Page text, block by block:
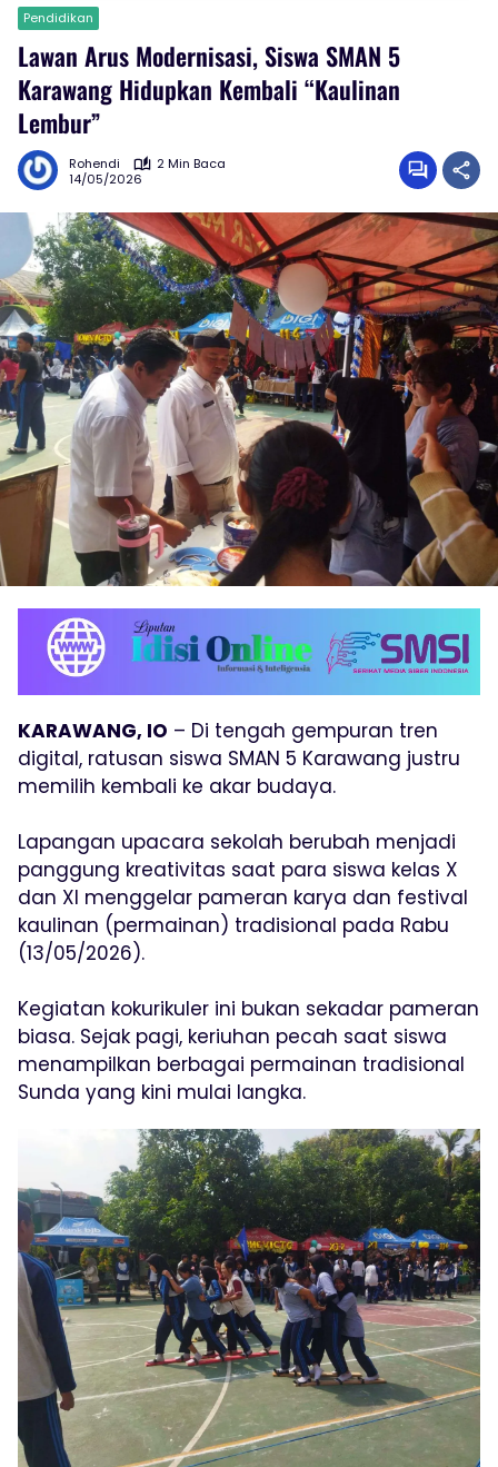
Pendidikan
Lawan Arus Modernisasi, Siswa SMAN 5
Karawang Hidupkan Kembali “Kaulinan
Lembur”
Rohendi
2 Min Baca
14/05/2026
KARAWANG, IO – Di tengah gempuran tren
digital, ratusan siswa SMAN 5 Karawang justru
memilih kembali ke akar budaya.
Lapangan upacara sekolah berubah menjadi
panggung kreativitas saat para siswa kelas X
dan XI menggelar pameran karya dan festival
kaulinan (permainan) tradisional pada Rabu
(13/05/2026).
Kegiatan kokurikuler ini bukan sekadar pameran
biasa. Sejak pagi, keriuhan pecah saat siswa
menampilkan berbagai permainan tradisional
Sunda yang kini mulai langka.